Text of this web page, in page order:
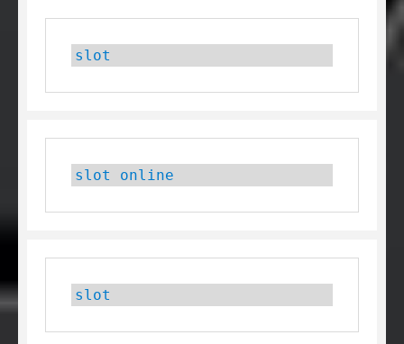
slot
slot online
slot